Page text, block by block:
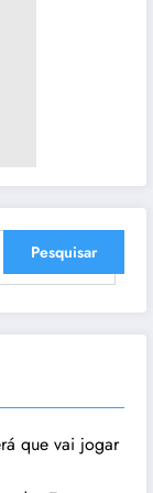
que vai jogar